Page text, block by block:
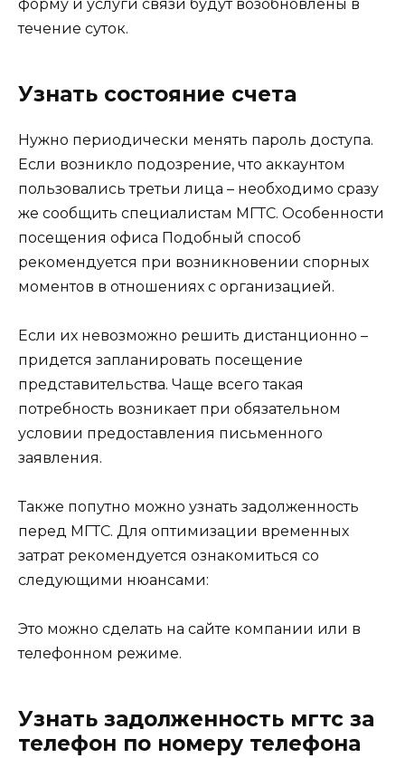
форму и услуги связи будут возобновлены в
течение суток.
Узнать состояние счета
Нужно периодически менять пароль доступа.
Если возникло подозрение, что аккаунтом
пользовались третьи лица – необходимо сразу
же сообщить специалистам МГТС. Особенности
посещения офиса Подобный способ
рекомендуется при возникновении спорных
моментов в отношениях с организацией.
Если их невозможно решить дистанционно –
придется запланировать посещение
представительства. Чаще всего такая
потребность возникает при обязательном
условии предоставления письменного
заявления.
Также попутно можно узнать задолженность
перед МГТС. Для оптимизации временных
затрат рекомендуется ознакомиться со
следующими нюансами:
Это можно сделать на сайте компании или в
телефонном режиме.
Узнать задолженность мгтс за
телефон по номеру телефона